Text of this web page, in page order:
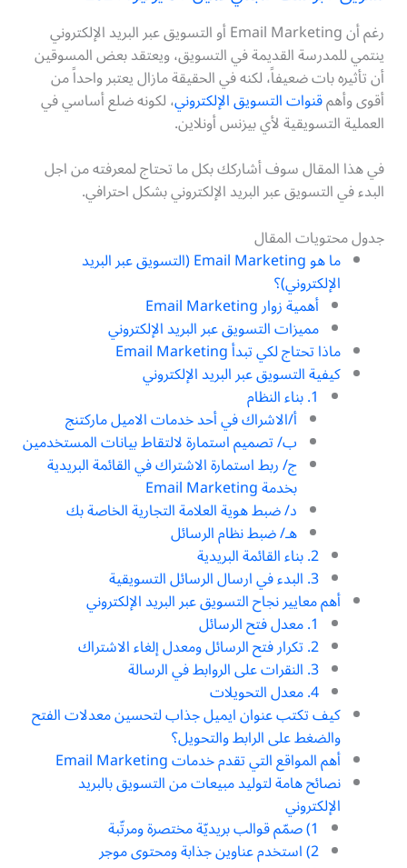
رغم أن Email Marketing أو التسويق عبر البريد الإلكتروني
ينتمي للمدرسة القديمة في التسويق، ويعتقد بعض المسوقين
أن تأثيره بات ضعيفاً، لكنه في الحقيقة مازال يعتبر واحداً من
أقوى وأهمقنوات التسويق الإلكتروني، لكونه ضلع أساسي في
العملية التسويقية لأي بيزنس أونلاين.
في هذا المقال سوف أشاركك بكل ما تحتاج لمعرفته من اجل
البدء في التسويق عبر البريد الإلكتروني بشكل احترافي.
جدول محتويات المقال
ما هو Email Marketing (التسويق عبر البريد
الإلكتروني)؟
أهمية زوار Email Marketing
مميزات التسويق عبر البريد الإلكتروني
ماذا تحتاج لكي تبدأ Email Marketing
كيفية التسويق عبر البريد الإلكتروني
1. بناء النظام
أ/الاشراك في أحد خدمات الاميل ماركتنج
ب/ تصميم استمارة لالتقاط بيانات المستخدمين
ج/ ربط استمارة الاشتراك في القائمة البريدية
بخدمة Email Marketing
د/ ضبط هوية العلامة التجارية الخاصة بك
هـ/ ضبط نظام الرسائل
2. بناء القائمة البريدية
3. البدء في ارسال الرسائل التسويقية
أهم معايير نجاح التسويق عبر البريد الإلكتروني
1. معدل فتح الرسائل
2. تكرار فتح الرسائل ومعدل إلغاء الاشتراك
3. النقرات على الروابط في الرسالة
4. معدل التحويلات
كيف تكتب عنوان ايميل جذاب لتحسين معدلات الفتح
والضغط على الرابط والتحويل؟
أهم المواقع التي تقدم خدمات Email Marketing
نصائح هامة لتوليد مبيعات من التسويق بالبريد
الإلكتروني
1) صمّم قوالب بريديّة مختصرة ومرتّبة
2) استخدم عناوين جذابة ومحتوى موجر